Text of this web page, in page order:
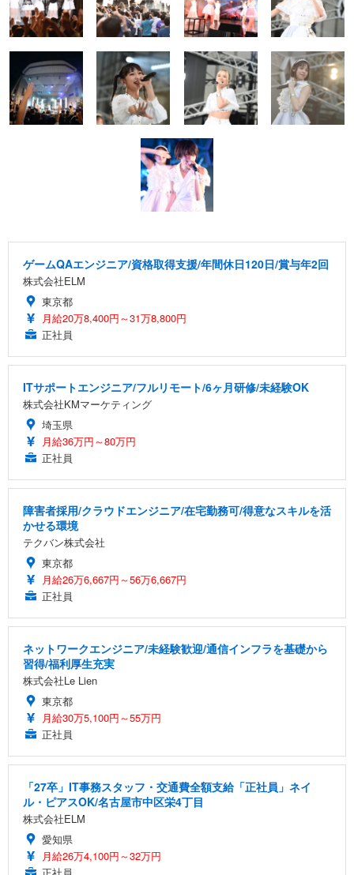
ゲームQAエンジニア/資格取得支援/年間休日120日/賞与年2回
株式会社ELM
東京都
月給20万8,400円～31万8,800円
正社員
ITサポートエンジニア/フルリモート/6ヶ月研修/未経験OK
株式会社KMマーケティング
埼玉県
月給36万円～80万円
正社員
障害者採用/クラウドエンジニア/在宅勤務可/得意なスキルを活
かせる環境
テクバン株式会社
東京都
月給26万6,667円～56万6,667円
正社員
ネットワークエンジニア/未経験歓迎/通信インフラを基礎から
習得/福利厚生充実
株式会社Le Lien
東京都
月給30万5,100円～55万円
正社員
「27卒」IT事務スタッフ・交通費全額支給「正社員」ネイ
ル・ピアスOK/名古屋市中区栄4丁目
株式会社ELM
愛知県
月給26万4,100円～32万円
正社員